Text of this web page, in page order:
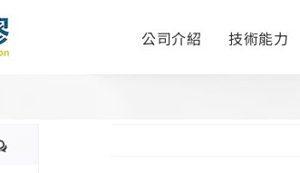
公司介紹 技術能力
Comments